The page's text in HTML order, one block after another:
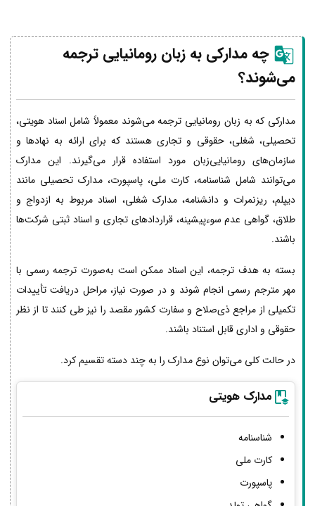
چه مدارکی به زبان رومانیایی ترجمه
می‌شوند؟
مدارکی که به زبان رومانیایی ترجمه می‌شوند معمولاً شامل اسناد هویتی،
تحصیلی، شغلی، حقوقی و تجاری هستند که برای ارائه به نهادها و
سازمان‌های رومانیایی‌زبان مورد استفاده قرار می‌گیرند. این مدارک
می‌توانند شامل شناسنامه، کارت ملی، پاسپورت، مدارک تحصیلی مانند
دیپلم، ریزنمرات و دانشنامه، مدارک شغلی، اسناد مربوط به ازدواج و
طلاق، گواهی عدم سوءپیشینه، قراردادهای تجاری و اسناد ثبتی شرکت‌ها
باشند.
بسته به هدف ترجمه، این اسناد ممکن است به‌صورت ترجمه رسمی با
مهر مترجم رسمی انجام شوند و در صورت نیاز، مراحل دریافت تأییدات
تکمیلی از مراجع ذی‌صلاح و سفارت کشور مقصد را نیز طی کنند تا از نظر
حقوقی و اداری قابل استناد باشند.
در حالت کلی می‌توان نوع مدارک را به چند دسته تقسیم کرد.
مدارک هویتی
شناسنامه
کارت ملی
پاسپورت